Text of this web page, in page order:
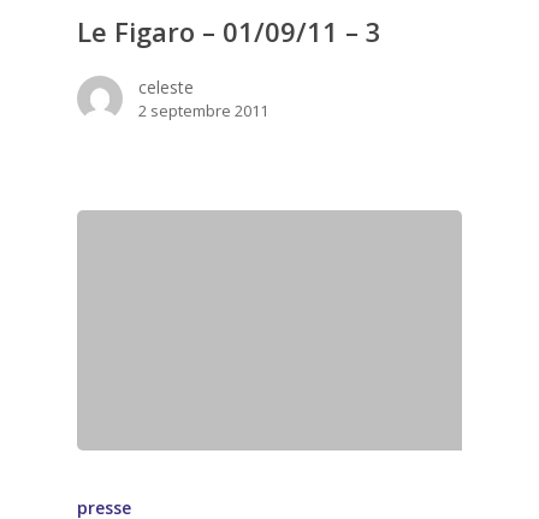
Le Figaro – 01/09/11 – 3
celeste
2 septembre 2011
presse